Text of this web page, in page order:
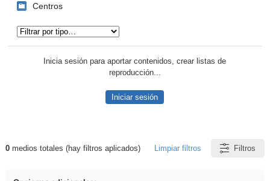
Centros
Inicia sesión para aportar contenidos, crear listas de
reproducción...
Iniciar sesión
Resultados de: rezo
0medios totales (hay filtros aplicados) Limpiar filtros Filtros